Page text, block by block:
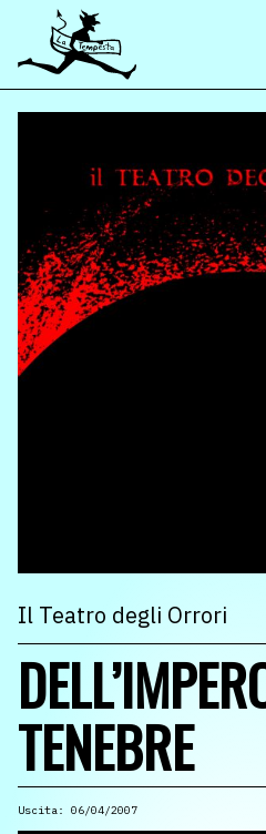
Il Teatro degli Orrori
TENEBRE
Uscita: 06/04/2007